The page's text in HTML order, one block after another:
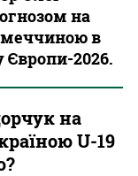
на
в
Європи-2026.
на
U-19